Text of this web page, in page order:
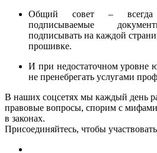
Общий совет – всегда
подписываемые
подписывать на каждой
прошивке.
И при недостаточном уровне
не пренебрегать услугами
В наших соцсетях мы каждый день
правовые вопросы, спорим с мифами
в законах.
Присоединяйтесь, чтобы